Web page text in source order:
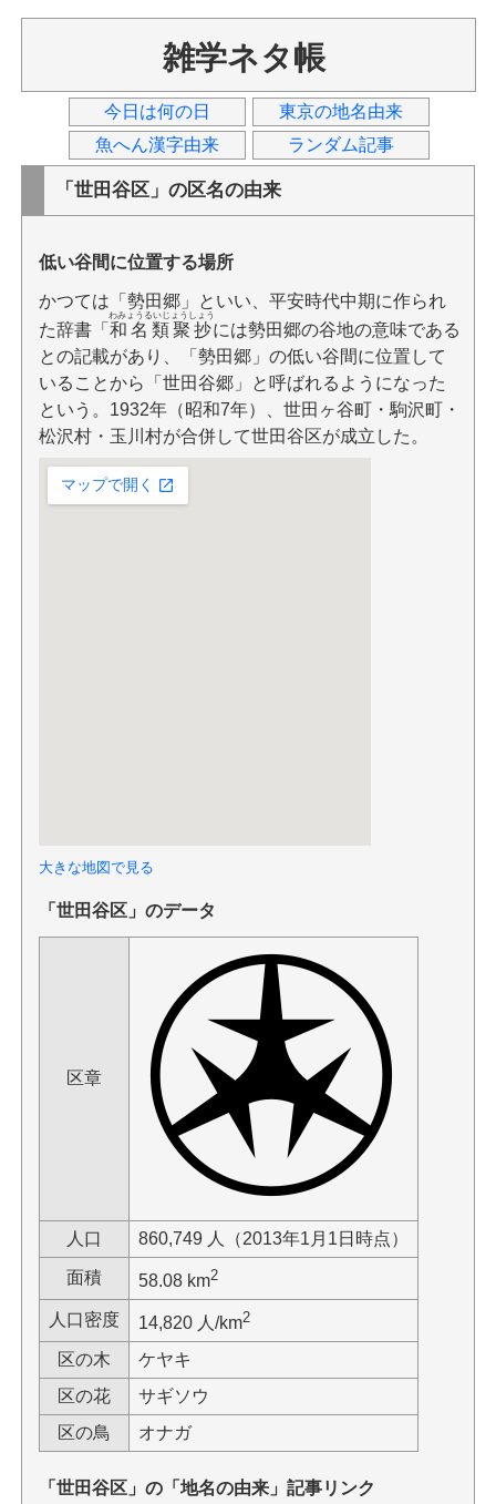
雑学ネタ帳
今日は何の日
東京の地名由来
魚へん漢字由来
ランダム記事
「世田谷区」の区名の由来
低い谷間に位置する場所
かつては「勢田郷」といい、平安時代中期に作られ
た辞書「 和名類聚抄
わみょうるいじょうしょう
には勢田郷の谷地の意味である
との記載があり、「勢田郷」の低い谷間に位置して
いることから「世田谷郷」と呼ばれるようになった
という。1932年（昭和7年）、世田ヶ谷町・駒沢町・
松沢村・玉川村が合併して世田谷区が成立した。
大きな地図で見る
「世田谷区」のデータ
区章
人口 860,749 人（2013年1月1日時点）
面積 58.08 km2
人口密度 14,820 人/km2
区の木
ケヤキ
区の花
サギソウ
区の鳥
オナガ
「世田谷区」の「地名の由来」記事リンク